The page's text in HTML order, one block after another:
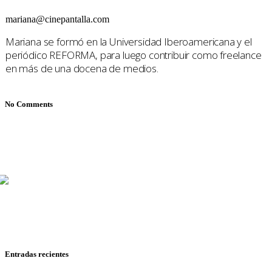
mariana@cinepantalla.com
Mariana se formó en la Universidad Iberoamericana y el
periódico REFORMA, para luego contribuir como freelance
en más de una docena de medios.
No Comments
Entradas recientes